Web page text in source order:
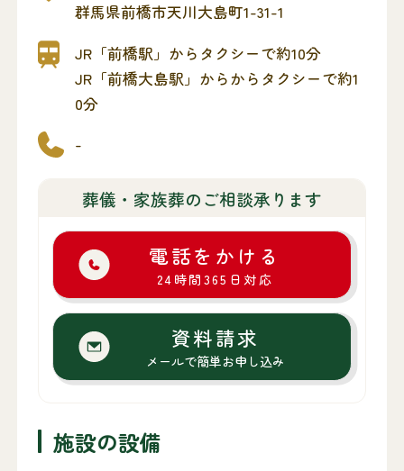
群馬県前橋市天川大島町1-31-1
JR「前橋駅」からタクシーで約10分
JR「前橋大島駅」からからタクシーで約1
0分
-
葬儀・家族葬のご相談承ります
電話をかける
24時間365日対応
資料請求
メールで簡単お申し込み
施設の設備